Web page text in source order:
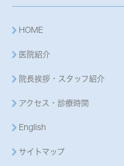
HOME
医院紹介
院長挨拶・スタッフ紹介
アクセス・診療時間
English
サイトマップ